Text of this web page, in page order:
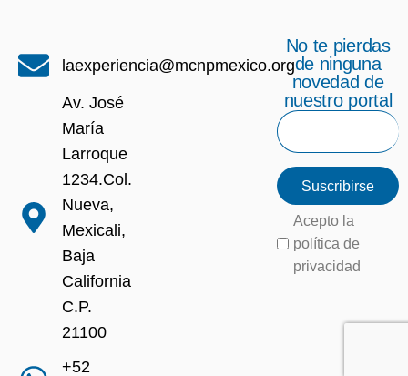
laexperiencia@mcnpmexico.org
Av. José
María
Larroque
1234.Col.
Nueva,
Mexicali,
Baja
California
C.P.
21100
+52
No te pierdas
de ninguna
novedad de
nuestro portal
Suscribirse
Acepto la
política de
privacidad